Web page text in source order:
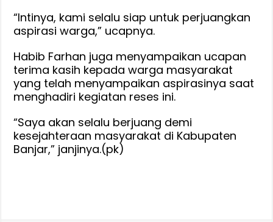
“Intinya, kami selalu siap untuk perjuangkan
aspirasi warga,” ucapnya.
Habib Farhan juga menyampaikan ucapan
terima kasih kepada warga masyarakat
yang telah menyampaikan aspirasinya saat
menghadiri kegiatan reses ini.
“Saya akan selalu berjuang demi
kesejahteraan masyarakat di Kabupaten
Banjar,” janjinya.(pk)